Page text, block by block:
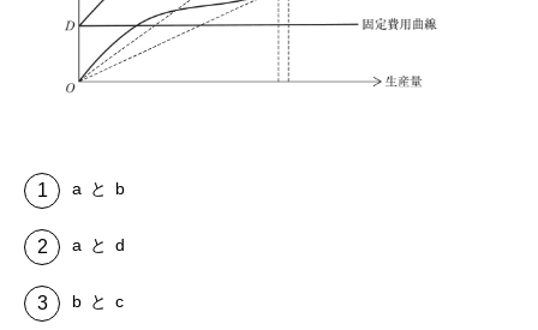
a と b
a と d
b と c